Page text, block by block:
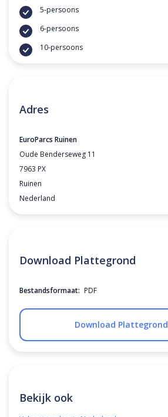
5-persoons
6-persoons
10-persoons
Adres
EuroParcs Ruinen
Oude Benderseweg 11
7963 PX
Ruinen
Nederland
Download Plattegrond
Bestandsformaat: PDF
Download Plattegrond
Bekijk ook